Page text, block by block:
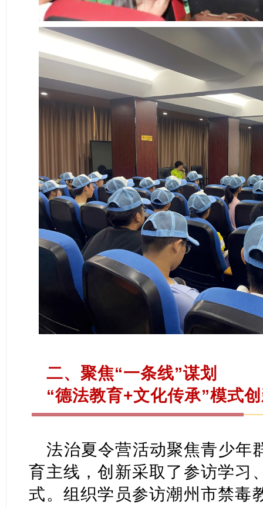
二、聚焦“一条线”谋划
“德法教育+文化传承”模式
法治夏令营活动聚焦青少年
育主线，创新采取了参访学习
式。组织学员参访潮州市禁毒